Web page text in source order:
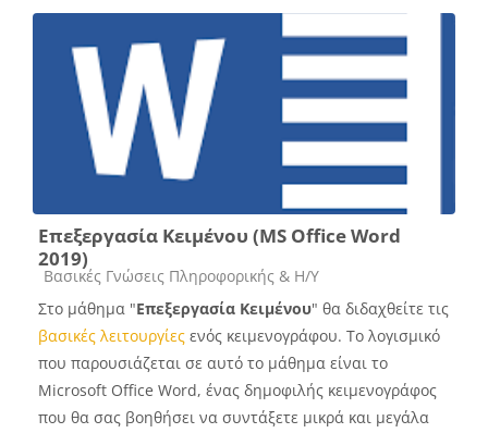
Επεξεργασία Κειμένου (MS Office Word
2019)
Course category
Βασικές Γνώσεις Πληροφορικής & Η/Υ
Στο μάθημα "Επεξεργασία Κειμένου" θα διδαχθείτε τις
βασικές λειτουργίες ενός κειμενογράφου. Το λογισμικό
που παρουσιάζεται σε αυτό το μάθημα είναι το
Microsoft Office Word, ένας δημοφιλής κειμενογράφος
που θα σας βοηθήσει να συντάξετε μικρά και μεγάλα